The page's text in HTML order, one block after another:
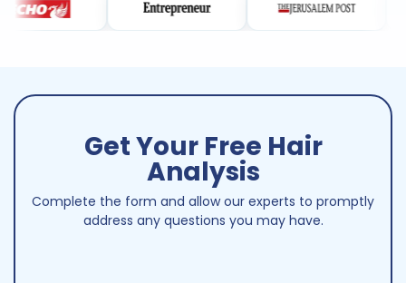
Get Your Free Hair
Analysis
Complete the form and allow our experts to promptly
address any questions you may have.